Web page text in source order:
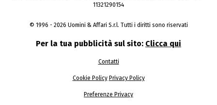
11321290154
© 1996 - 2026 Uomini & Affari S.r.l. Tutti i diritti sono riservati
Per la tua pubblicità sul sito: Clicca qui
Contatti
Cookie Policy Privacy Policy
Preferenze Privacy